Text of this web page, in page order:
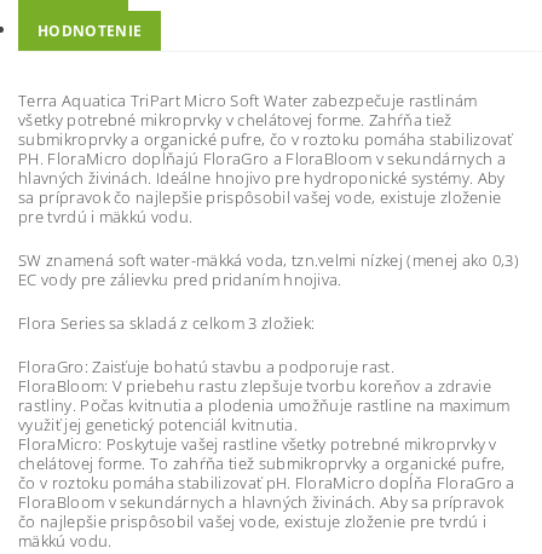
HODNOTENIE
Terra Aquatica TriPart Micro Soft Water zabezpečuje rastlinám
všetky potrebné mikroprvky v chelátovej forme. Zahŕňa tiež
submikroprvky a organické pufre, čo v roztoku pomáha stabilizovať
PH. FloraMicro dopĺňajú FloraGro a FloraBloom v sekundárnych a
hlavných živinách. Ideálne hnojivo pre hydroponické systémy. Aby
sa prípravok čo najlepšie prispôsobil vašej vode, existuje zloženie
pre tvrdú i mäkkú vodu.
SW znamená soft water-mäkká voda, tzn.velmi nízkej (menej ako 0,3)
EC vody pre zálievku pred pridaním hnojiva.
Flora Series sa skladá z celkom 3 zložiek:
FloraGro: Zaisťuje bohatú stavbu a podporuje rast.
FloraBloom: V priebehu rastu zlepšuje tvorbu koreňov a zdravie
rastliny. Počas kvitnutia a plodenia umožňuje rastline na maximum
využiť jej genetický potenciál kvitnutia.
FloraMicro: Poskytuje vašej rastline všetky potrebné mikroprvky v
chelátovej forme. To zahŕňa tiež submikroprvky a organické pufre,
čo v roztoku pomáha stabilizovať pH. FloraMicro dopĺňa FloraGro a
FloraBloom v sekundárnych a hlavných živinách. Aby sa prípravok
čo najlepšie prispôsobil vašej vode, existuje zloženie pre tvrdú i
mäkkú vodu.